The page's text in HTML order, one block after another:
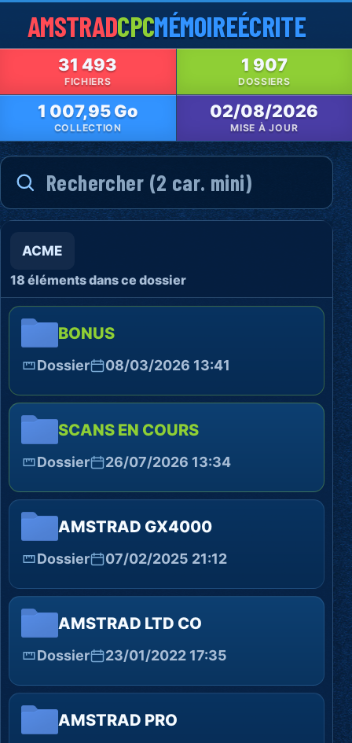
AMSTRADCPCMÉMOIREÉCRITE
31 493
FICHIERS
1 907
DOSSIERS
1 007,95 Go
COLLECTION
02/08/2026
MISE À JOUR
ACME
18 éléments dans ce dossier
BONUS
Dossier 08/03/2026 13:41
SCANS EN COURS
Dossier 26/07/2026 13:34
AMSTRAD GX4000
Dossier 07/02/2025 21:12
AMSTRAD LTD CO
Dossier 23/01/2022 17:35
AMSTRAD PRO